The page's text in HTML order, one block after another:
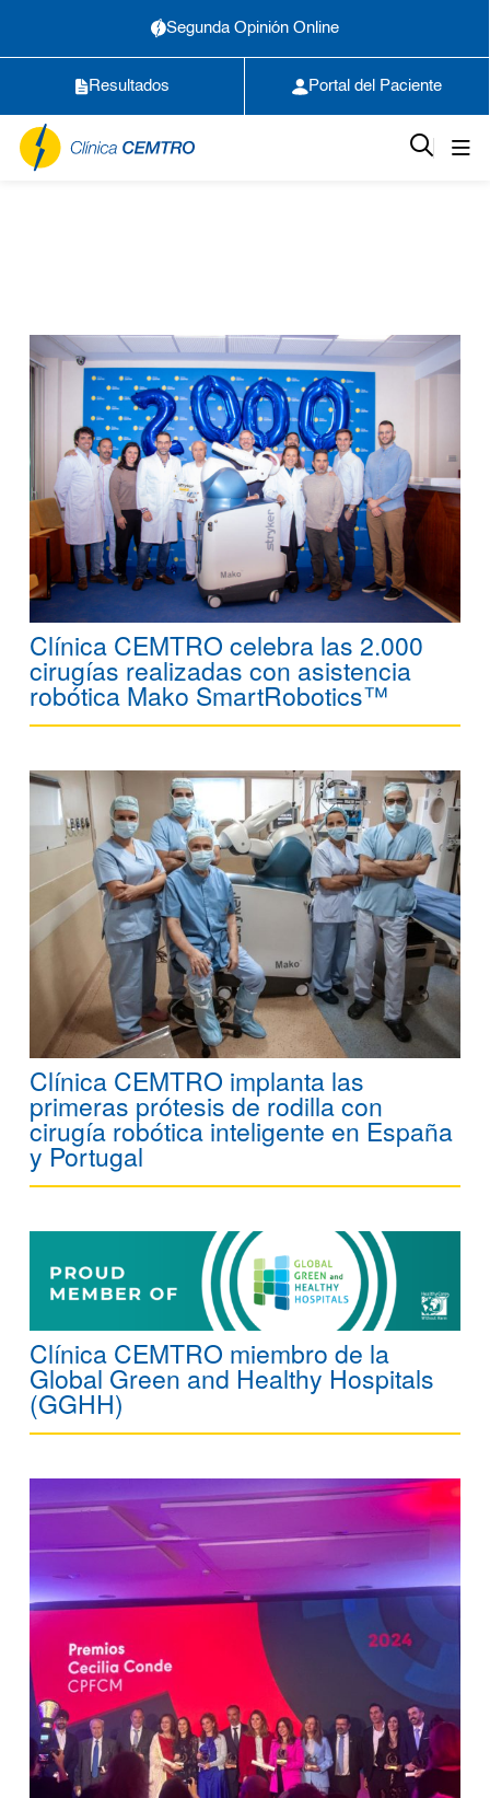
Segunda Opinión Online
Resultados Portal del Paciente
Clínica CEMTRO celebra las 2.000
cirugías realizadas con asistencia
robótica Mako SmartRobotics™
Clínica CEMTRO implanta las
primeras prótesis de rodilla con
cirugía robótica inteligente en España
y Portugal
Clínica CEMTRO miembro de la
Global Green and Healthy Hospitals
(GGHH)